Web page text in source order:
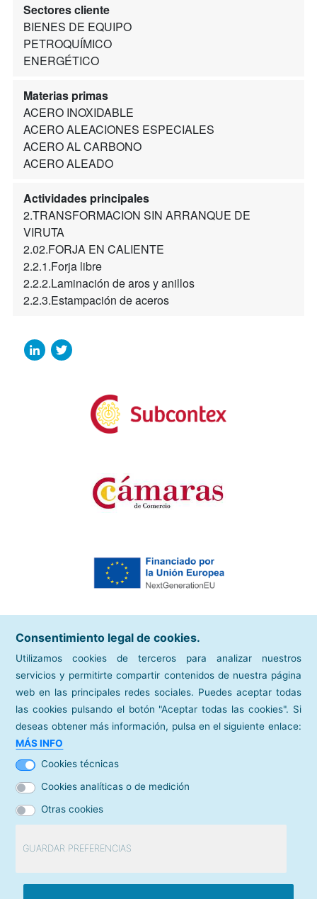
Sectores cliente
BIENES DE EQUIPO
PETROQUÍMICO
ENERGÉTICO
Materias primas
ACERO INOXIDABLE
ACERO ALEACIONES ESPECIALES
ACERO AL CARBONO
ACERO ALEADO
Actividades principales
2.TRANSFORMACION SIN ARRANQUE DE
VIRUTA
2.02.FORJA EN CALIENTE
2.2.1.Forja libre
2.2.2.Laminación de aros y anillos
2.2.3.Estampación de aceros
LinkedIn
sitios de interés
Cámara de Comercio de España
directorios
contacto
Contacta con nosotros
Consentimiento legal de cookies.
Utilizamos cookies de terceros para analizar nuestros
servicios y permitirte compartir contenidos de nuestra página
web en las principales redes sociales. Puedes aceptar todas
las cookies pulsando el botón "Aceptar todas las cookies". Si
deseas obtener más información, pulsa en el siguiente enlace:
MÁS INFO
Cookies técnicas
Cookies analíticas o de medición
Otras cookies
GUARDAR PREFERENCIAS